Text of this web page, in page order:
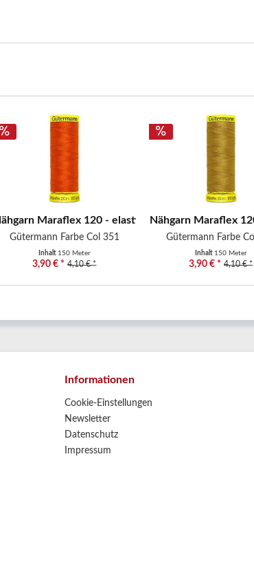
Nähgarn -...Maraflex 120 - elastisches Nähgarn -...
Gütermann Farbe Col 351
Inhalt 150 Meter
3,90 € * 4,10 € *
Nähgarn Maraflex
Gütermann Farbe
Inhalt 150 Meter
3,90 € * 4,10 € *
Informationen
Cookie-Einstellungen
Newsletter
Datenschutz
Impressum